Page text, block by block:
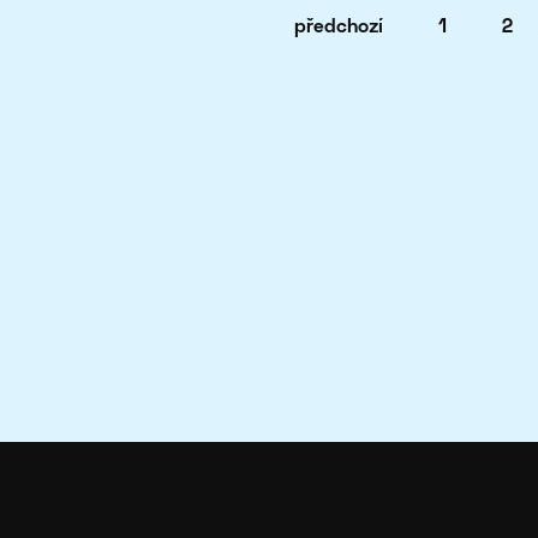
předchozí 1 2